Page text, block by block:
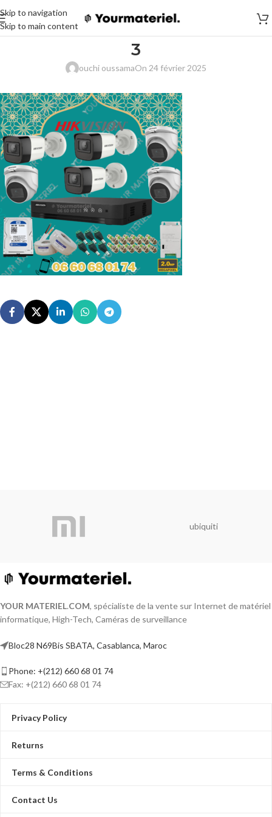
Skip to navigation
Skip to main content
3
ouchi oussamaOn 24 février 2025
ubiquiti
YOUR MATERIEL.COM, spécialiste de la vente sur Internet de matériel
informatique, High-Tech, Caméras de surveillance
Bloc28 N69Bis SBATA, Casablanca, Maroc
Phone: +(212) 660 68 01 74
Fax: +(212) 660 68 01 74
Privacy Policy
Returns
Terms & Conditions
Contact Us